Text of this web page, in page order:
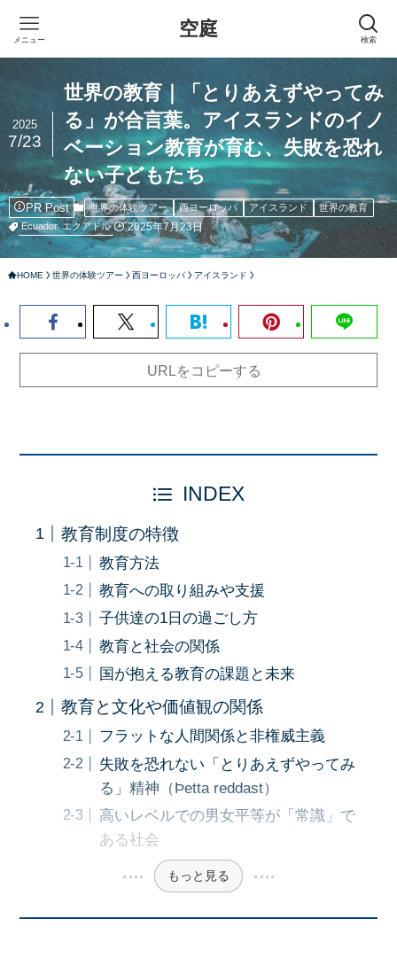
空庭 検索
メニュー
世界の教育｜「とりあえずやってみ
る」が合言葉。アイスランドのイノ
ベーション教育が育む、失敗を恐れ
ない子どもたち
2025
7/23
PR Post 世界の体験ツアー 西ヨーロッパ アイスランド
世界の教育
Ecuador エクアドル 2025年7月23日
HOME 世界の体験ツアー 西ヨーロッパ アイスランド
URLをコピーする
INDEX
教育制度の特徴
教育方法
教育への取り組みや支援
子供達の1日の過ごし方
教育と社会の関係
国が抱える教育の課題と未来
教育と文化や価値観の関係
フラットな人間関係と非権威主義
失敗を恐れない「とりあえずやってみ
る」精神（Þetta reddast）
高いレベルでの男女平等が「常識」で
ある社会
もっと見る